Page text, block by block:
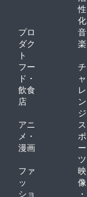
性
化
プロ
ダク
ト
音
楽
フー
ド・
飲食
店
チ
ャ
レ
ン
ジ
アニ
メ・
漫画
ス
ポ
ー
ツ
ファ
ッ
ショ
映
像
・